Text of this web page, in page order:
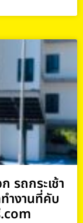
รถกระเช้า
ำงานที่คับ